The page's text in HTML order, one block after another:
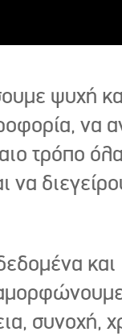
ψυχή
να
τρόπο
να
και
συνοχή,